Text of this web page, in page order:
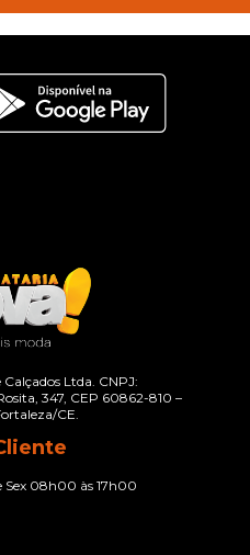
Ltda. CNPJ:
347, CEP 60862-810 –
CE.
Sex 08h00 às 17h00